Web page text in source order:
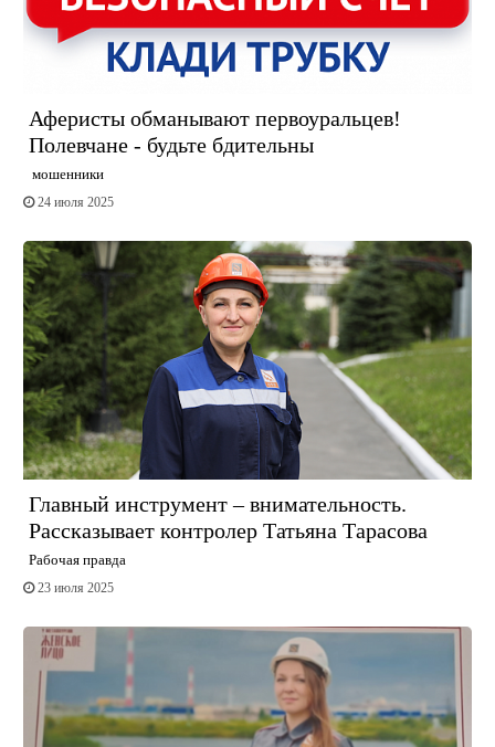
Аферисты обманывают первоуральцев!
Полевчане - будьте бдительны
мошенники
24 июля 2025
Главный инструмент – внимательность.
Рассказывает контролер Татьяна Тарасова
Рабочая правда
23 июля 2025